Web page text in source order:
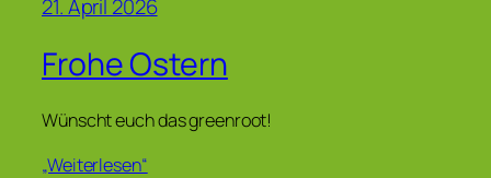
21. April 2026
Frohe Ostern
Wünscht euch das greenroot!
„Weiterlesen“